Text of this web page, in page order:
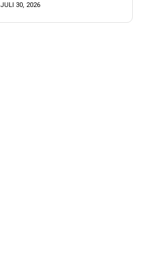
JULI 30, 2026